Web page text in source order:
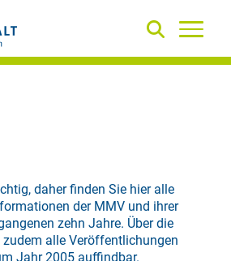
daher finden Sie hier alle
der MMV und ihrer
zehn Jahre. Über die
alle Veröffentlichungen
Jahr 2005 auffindbar.